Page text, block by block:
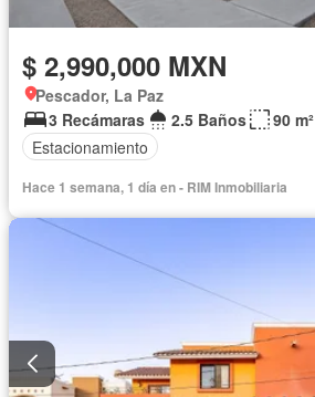
$ 2,990,000 MXN
Pescador, La Paz
3 Recámaras
2.5 Baños
90 m²
Estacionamiento
Hace 1 semana, 1 día en - RIM Inmobiliaria